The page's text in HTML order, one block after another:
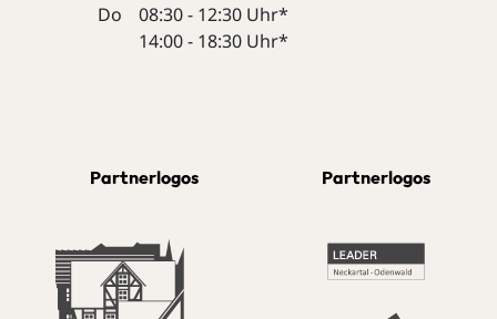
Do
08:30 - 12:30 Uhr*
14:00 - 18:30 Uhr*
Partnerlogos Partnerlogos